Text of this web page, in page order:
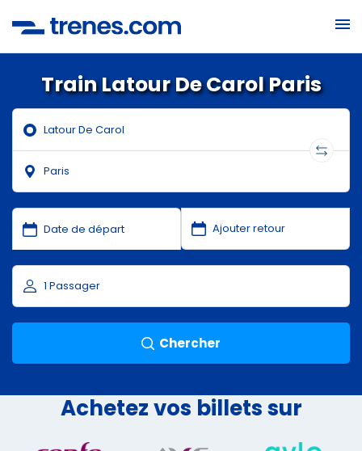
Train Latour De Carol Paris
Chercher
Achetez vos billets sur